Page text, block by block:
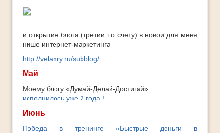
и открытие блога (третий по счету) в новой для меня
нише интернет-маркетинга
http://velanry.ru/subblog/
Май
Моему блогу «Думай-Делай-Достигай»
исполнилось уже 2 года !
Июнь
Победа в тренинге «Быстрые деньги в